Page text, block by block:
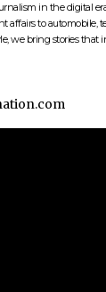
in the digital
affairs to automobile,
we bring stories that